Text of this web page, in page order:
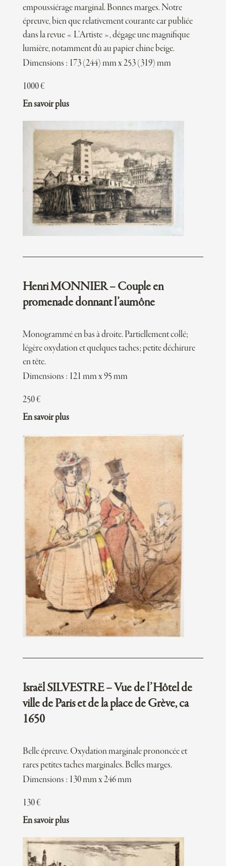
empoussiérage marginal. Bonnes marges. Notre
épreuve, bien que relativement courante car publiée
dans la revue « L’Artiste », dégage une magnifique
lumière, notamment dû au papier chine beige.
Dimensions : 173 (244) mm x 253 (319) mm
1000€
En savoir plus
Henri MONNIER – Couple en
promenade donnant l’aumône
Monogrammé en bas à droite. Partiellement collé;
légère oxydation et quelques taches; petite déchirure
en tête.
Dimensions : 121 mm x 95 mm
250€
En savoir plus
Israël SILVESTRE – Vue de l’Hôtel de
ville de Paris et de la place de Grève, ca
1650
Belle épreuve. Oxydation marginale prononcée et
rares petites taches marginales. Belles marges.
Dimensions : 130 mm x 246 mm
130€
En savoir plus